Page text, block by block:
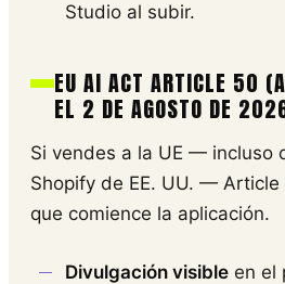
Studio al subir.
EU AI ACT ARTICLE 50
EL 2 DE AGOSTO DE
Si vendes a la UE — incluso
Shopify de EE. UU. —
que comience la aplicación.
Divulgación visible en el